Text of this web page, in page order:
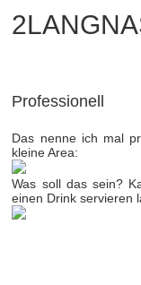
Professionell
Das nenne ich mal
kleine Area:
Was soll das sein?
einen Drink servieren